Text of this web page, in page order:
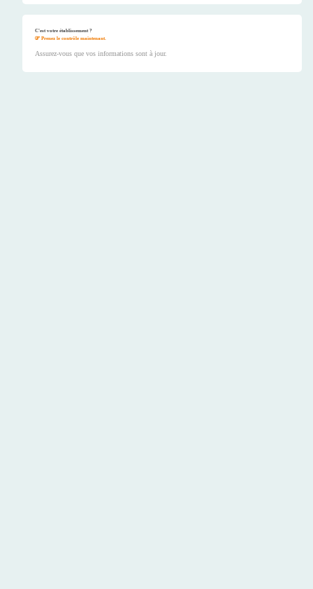
C'est votre établissement ?
Prenez le contrôle maintenant.
Assurez-vous que vos informations sont à jour.